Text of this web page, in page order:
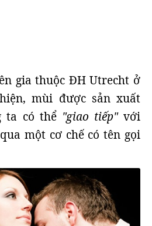
gia thuộc ĐH Utrecht ở
mùi được sản xuất
ta có thể "giao tiếp"với
một cơ chế có tên gọi